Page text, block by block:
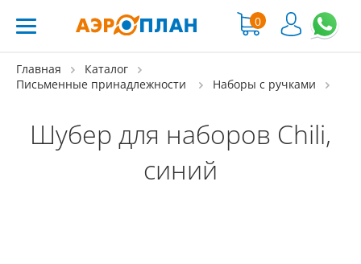
0
Главная
Каталог
Письменные принадлежности
Наборы с ручками
Шубер для наборов Chili,
синий